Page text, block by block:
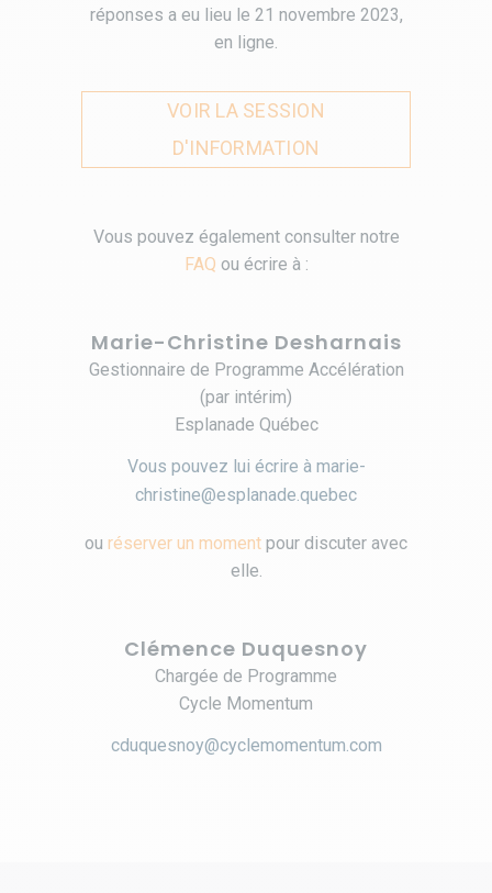
réponses a eu lieu le 21 novembre 2023,
en ligne.
VOIR LA SESSION
D'INFORMATION
Vous pouvez également consulter notre
FAQ ou écrire à :
Marie-Christine Desharnais
Gestionnaire de Programme Accélération
(par intérim)
Esplanade Québec
Vous pouvez lui écrire à marie-
christine@esplanade.quebec
ou réserver un moment pour discuter avec
elle.
Clémence Duquesnoy
Chargée de Programme
Cycle Momentum
cduquesnoy@cyclemomentum.com